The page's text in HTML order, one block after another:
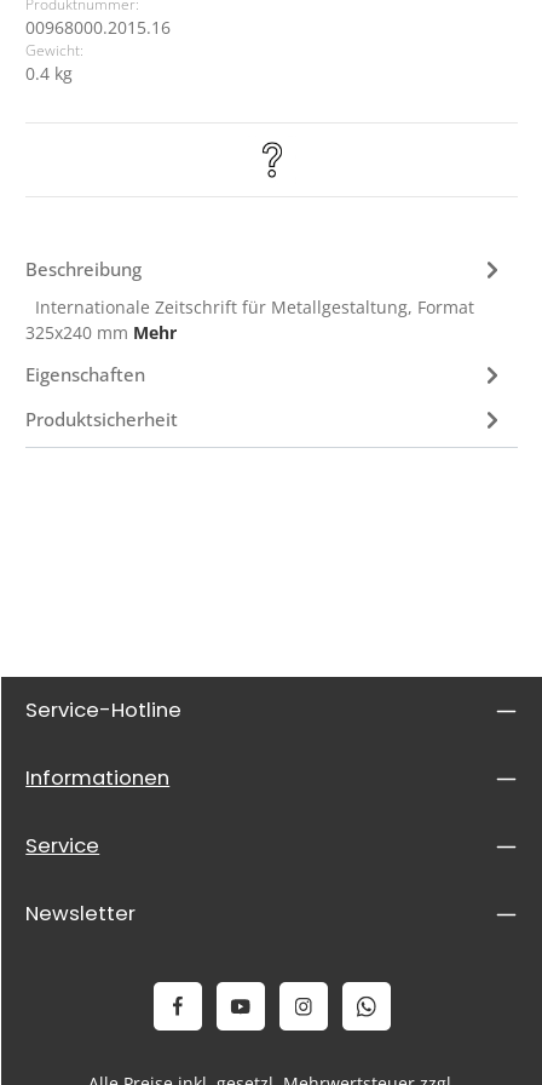
Produktnummer:
00968000.2015.16
Gewicht:
0.4 kg
Beschreibung
Internationale Zeitschrift für Metallgestaltung, Format
325x240 mm Mehr
Eigenschaften
Produktsicherheit
Service-Hotline
Informationen
Service
Newsletter